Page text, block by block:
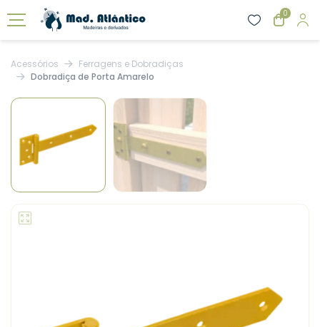
0
Acessórios
Ferragens e Dobradiças
Dobradiça de Porta Amarelo